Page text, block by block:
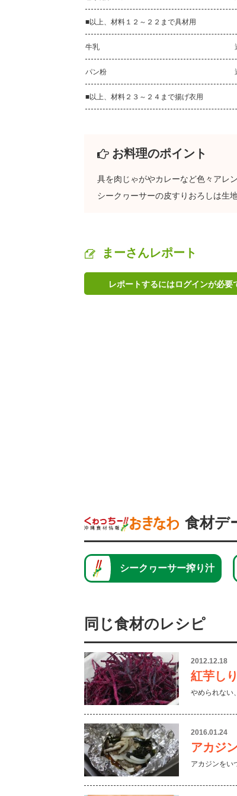
■以上、材料１２～２２まで具材用
牛乳
パン粉
■以上、材料２３～２４まで揚げ衣用
お料理のポイント
具を肉じゃがやカレーなど色々アレ
シークヮーサーの皮すりおろしは生
まーさんレポート
レポートするにはログインが必要
食材デ
シークヮーサー搾り汁
同じ食材のレシピ
2012.12.18
紅芋し
やめられない
2016.01.24
アカジ
アカジンをい